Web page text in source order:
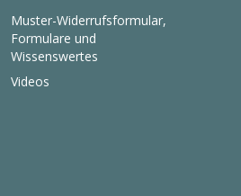
Muster-Widerrufsformular,
Formulare und
Wissenswertes
Videos